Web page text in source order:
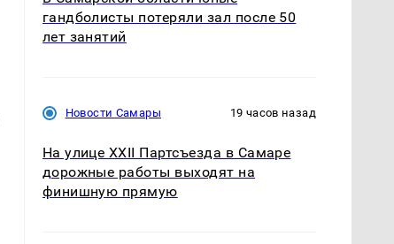
гандболисты потеряли зал после 50
лет занятий
Новости Самары 19 часов назад
На улице XXII Партсъезда в Самаре
дорожные работы выходят на
финишную прямую